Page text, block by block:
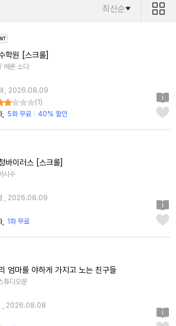
최신순
학원 [스크롤]
메론 소다
, 2026.08.09
(1 )
5화 무료 40% 할인
바이러스 [스크롤]
시수
, 2026.08.09
1화 무료
엄마를 야하게 가지고 노는 친구들
튜디오문
, 2026.08.08